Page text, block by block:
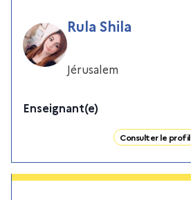
Rula Shila
Jérusalem
Enseignant(e)
Consulter le profil